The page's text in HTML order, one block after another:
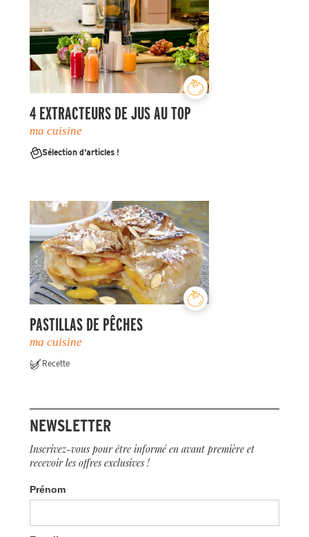
4 EXTRACTEURS DE JUS AU TOP
ma cuisine
Sélection d'articles !
PASTILLAS DE PÊCHES
ma cuisine
Recette
NEWSLETTER
Inscrivez-vous pour être informé en avant première et
recevoir les offres exclusives !
Prénom